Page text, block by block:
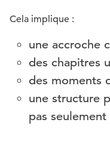
Cela implique :
une accroche
des chapitres
des moments
une structure
pas